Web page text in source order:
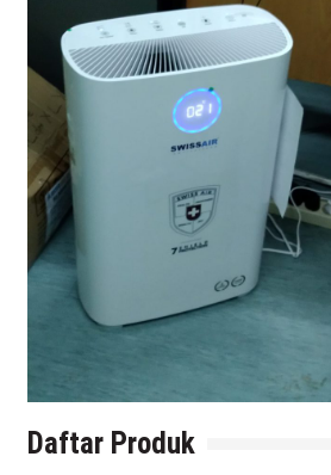
Daftar Produk